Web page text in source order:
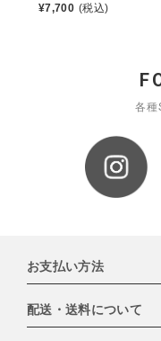
¥7,700 (税込)
各種
お支払い方法
下記お支払い方法よりお
・クレジットカード（
配送・送料について